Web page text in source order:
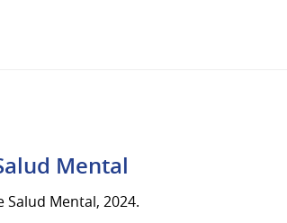
Mental
Mental, 2024.